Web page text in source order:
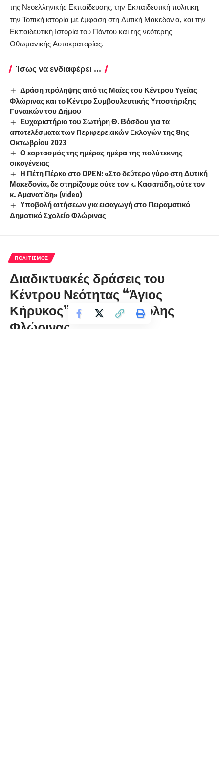
της Νεοελληνικής Εκπαίδευσης, την Εκπαιδευτική πολιτική,
την Τοπική ιστορία με έμφαση στη Δυτική Μακεδονία, και την
Εκπαιδευτική Ιστορία του Πόντου και της νεότερης
Οθωμανικής Αυτοκρατορίας.
Ίσως να ενδιαφέρει ...
Δράση πρόληψης από τις Μαίες του Κέντρου Υγείας
Φλώρινας και το Κέντρο Συμβουλευτικής Υποστήριξης
Γυναικών του Δήμου
Ευχαριστήριο του Σωτήρη Θ. Βόσδου για τα
αποτελέσματα των Περιφερειακών Εκλογών της 8ης
Οκτωβρίου 2023
Ο εορτασμός της ημέρας ημέρα της πολύτεκνης
οικογένειας
Η Πέτη Πέρκα στο OPEN: «Στο δεύτερο γύρο στη Δυτική
Μακεδονία, δε στηρίζουμε ούτε τον κ. Κασαπίδη, ούτε τον
κ. Αμανατίδη» (video)
Υποβολή αιτήσεων για εισαγωγή στο Πειραματικό
Δημοτικό Σχολείο Φλώρινας
ΠΟΛΙΤΙΣΜΌΣ
Διαδικτυακές δράσεις του
Κέντρου Νεότητας “Άγιος
Κήρυκος” της Μητρόπολης
Φλώρινας